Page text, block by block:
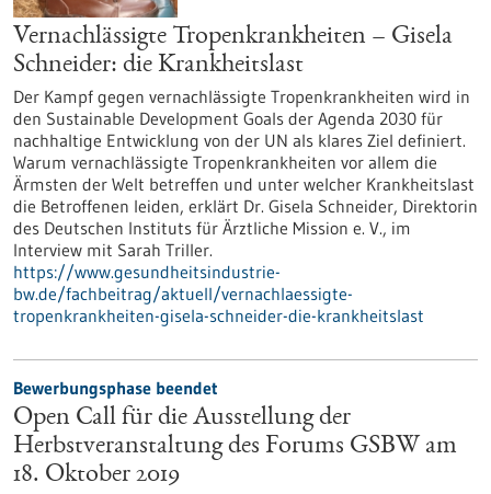
Vernachlässigte Tropenkrankheiten – Gisela
Schneider: die Krankheitslast
Der Kampf gegen vernachlässigte Tropenkrankheiten wird in
den Sustainable Development Goals der Agenda 2030 für
nachhaltige Entwicklung von der UN als klares Ziel definiert.
Warum vernachlässigte Tropenkrankheiten vor allem die
Ärmsten der Welt betreffen und unter welcher Krankheitslast
die Betroffenen leiden, erklärt Dr. Gisela Schneider, Direktorin
des Deutschen Instituts für Ärztliche Mission e. V., im
Interview mit Sarah Triller.
https://www.gesundheitsindustrie-
bw.de/fachbeitrag/aktuell/vernachlaessigte-
tropenkrankheiten-gisela-schneider-die-krankheitslast
Bewerbungsphase beendet
Open Call für die Ausstellung der
Herbstveranstaltung des Forums GSBW am
18. Oktober 2019